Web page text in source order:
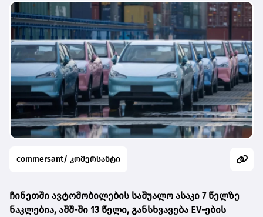
commersant/ კომერსანტი
ჩინეთში ავტომობილების საშუალო ასაკი 7 წელზე
ნაკლებია, აშშ-ში 13 წელი, განსხვავება EV-ების